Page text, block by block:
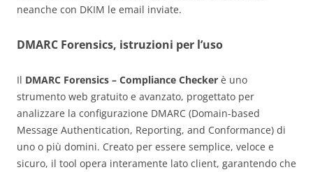
neanche con DKIM le email inviate.
DMARC Forensics, istruzioni per l’uso
Il DMARC Forensics – Compliance Checker è uno
strumento web gratuito e avanzato, progettato per
analizzare la configurazione DMARC (Domain-based
Message Authentication, Reporting, and Conformance) di
uno o più domini. Creato per essere semplice, veloce e
sicuro, il tool opera interamente lato client, garantendo che